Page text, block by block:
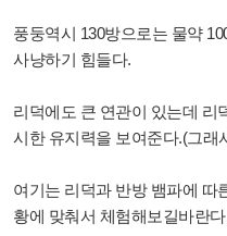
풍둥역시 130방으로는 물약
사냥하기 힘들다.
리덕에도 큰 연관이 있는데 리
시한 유지력을 보여준다.(그래
여기는 리덕과 반방 뱀파에 따
황에 맞춰서 체험해보길바란